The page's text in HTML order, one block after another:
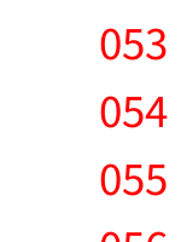
053
054
055